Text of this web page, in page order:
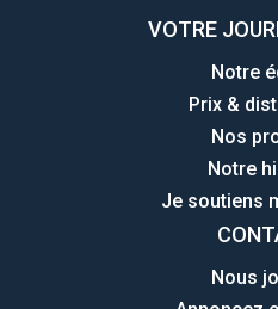
VOTRE
Notre
Prix &
Nos
Notre
Je soutiens
Nous